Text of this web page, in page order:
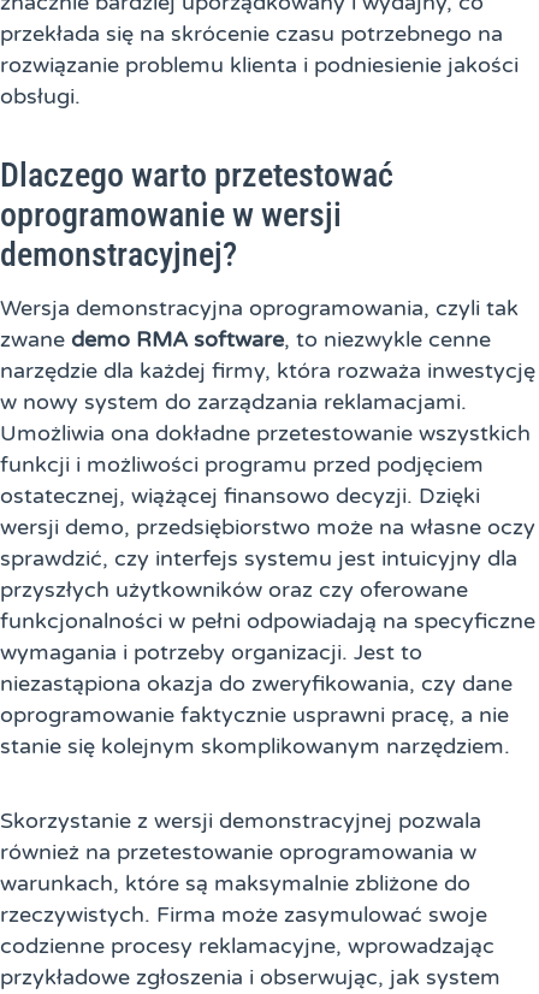
przekłada się na skrócenie czasu potrzebnego na
rozwiązanie problemu klienta i podniesienie jakości
obsługi.
Dlaczego warto przetestować
oprogramowanie w wersji
demonstracyjnej?
Wersja demonstracyjna oprogramowania, czyli tak
zwane demo RMA software, to niezwykle cenne
narzędzie dla każdej firmy, która rozważa inwestycję
w nowy system do zarządzania reklamacjami.
Umożliwia ona dokładne przetestowanie wszystkich
funkcji i możliwości programu przed podjęciem
ostatecznej, wiążącej finansowo decyzji. Dzięki
wersji demo, przedsiębiorstwo może na własne oczy
sprawdzić, czy interfejs systemu jest intuicyjny dla
przyszłych użytkowników oraz czy oferowane
funkcjonalności w pełni odpowiadają na specyficzne
wymagania i potrzeby organizacji. Jest to
niezastąpiona okazja do zweryfikowania, czy dane
oprogramowanie faktycznie usprawni pracę, a nie
stanie się kolejnym skomplikowanym narzędziem.
Skorzystanie z wersji demonstracyjnej pozwala
również na przetestowanie oprogramowania w
warunkach, które są maksymalnie zbliżone do
rzeczywistych. Firma może zasymulować swoje
codzienne procesy reklamacyjne, wprowadzając
przykładowe zgłoszenia i obserwując, jak system